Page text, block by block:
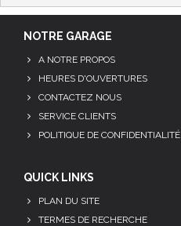
NOTRE GARAGE
A NOTRE PROPOS
HEURES D'OUVERTURES
CONTACTEZ NOUS
SERVICE CLIENTS
POLITIQUE DE CONFIDENTIALITÉ
QUICK LINKS
PLAN DU SITE
TERMES DE RECHERCHE